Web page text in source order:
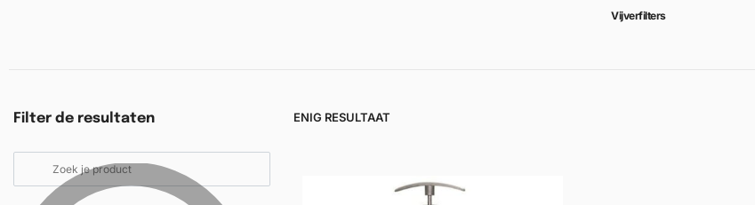
Vijverfilters
Filter de resultaten ENIG RESULTAAT